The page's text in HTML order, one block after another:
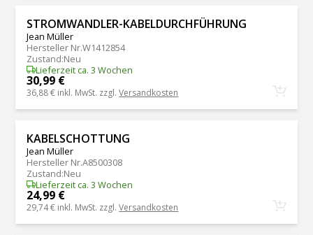
STROMWANDLER-KABELDURCHFÜHRUNG
Jean Müller
Hersteller Nr.W1412854
Zustand:Neu
Lieferzeit ca. 3 Wochen
30,99 €
36,88 € inkl. MwSt. zzgl.Versandkosten
KABELSCHOTTUNG
Jean Müller
Hersteller Nr.A8500308
Zustand:Neu
Lieferzeit ca. 3 Wochen
24,99 €
29,74 € inkl. MwSt. zzgl.Versandkosten